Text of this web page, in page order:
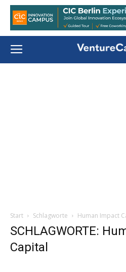
Start Schlagworte Human Impact
SCHLAGWORTE:
Capital